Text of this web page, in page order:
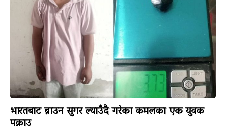
भारतबाट ब्राउन सुगर ल्याउँदै गरेका कमलका एक युवक
पक्राउ